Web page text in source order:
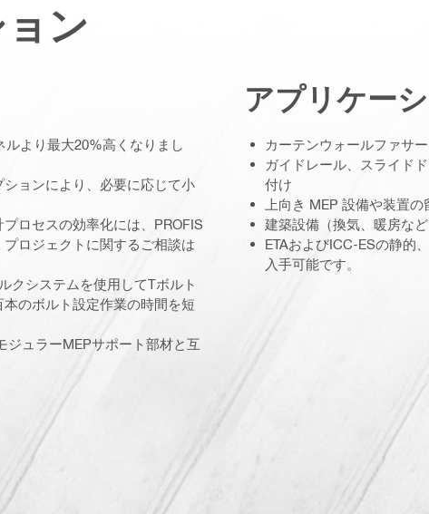
ン
より最大20%高くなりまし
ョンにより、必要に応じて小
ロセスの効率化には、PROFIS
ロジェクトに関するご相談は
クシステムを使用してTボルト
のボルト設定作業の時間を短
ジュラーMEPサポート部材と互
アプリケー
カーテンウォールファサ
ガイドレール、スライド
付け
上向き MEP 設備や装置の
建築設備（換気、暖房な
ETAおよびICC-ESの静的
入手可能です。